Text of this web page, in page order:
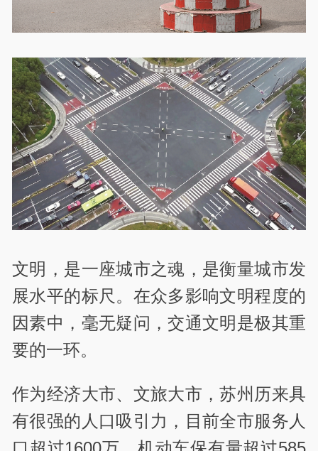
文明，是一座城市之魂，是衡量城市发
展水平的标尺。在众多影响文明程度的
因素中，毫无疑问，交通文明是极其重
要的一环。
作为经济大市、文旅大市，苏州历来具
有很强的人口吸引力，目前全市服务人